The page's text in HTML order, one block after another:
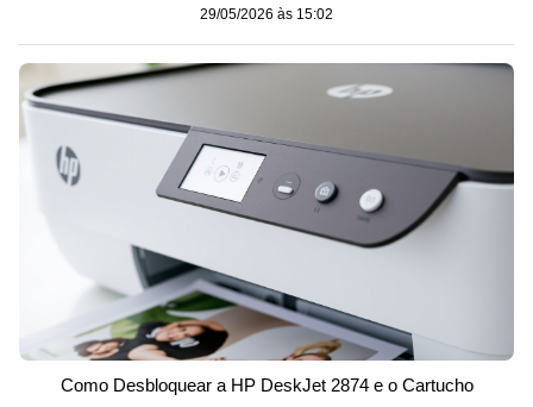
29/05/2026 às 15:02
Como Desbloquear a HP DeskJet 2874 e o Cartucho